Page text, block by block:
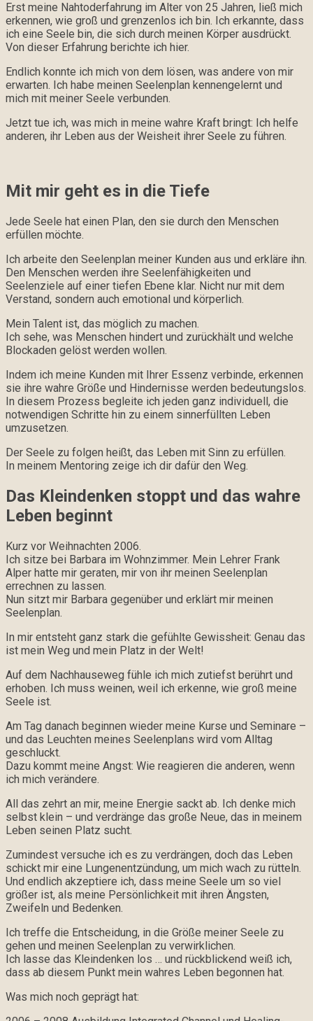
Erst meine Nahtoderfahrung im Alter von 25 Jahren, ließ mich
erkennen, wie groß und grenzenlos ich bin. Ich erkannte, dass
ich eine Seele bin, die sich durch meinen Körper ausdrückt.
Von dieser Erfahrung berichte ich hier.
Endlich konnte ich mich von dem lösen, was andere von mir
erwarten. Ich habe meinen Seelenplan kennengelernt und
mich mit meiner Seele verbunden.
Jetzt tue ich, was mich in meine wahre Kraft bringt: Ich helfe
anderen, ihr Leben aus der Weisheit ihrer Seele zu führen.
Mit mir geht es in die Tiefe
Jede Seele hat einen Plan, den sie durch den Menschen
erfüllen möchte.
Ich arbeite den Seelenplan meiner Kunden aus und erkläre ihn.
Den Menschen werden ihre Seelenfähigkeiten und
Seelenziele auf einer tiefen Ebene klar. Nicht nur mit dem
Verstand, sondern auch emotional und körperlich.
Mein Talent ist, das möglich zu machen.
Ich sehe, was Menschen hindert und zurückhält und welche
Blockaden gelöst werden wollen.
Indem ich meine Kunden mit Ihrer Essenz verbinde, erkennen
sie ihre wahre Größe und Hindernisse werden bedeutungslos.
In diesem Prozess begleite ich jeden ganz individuell, die
notwendigen Schritte hin zu einem sinnerfüllten Leben
umzusetzen.
Der Seele zu folgen heißt, das Leben mit Sinn zu erfüllen.
In meinem Mentoring zeige ich dir dafür den Weg.
Das Kleindenken stoppt und das wahre
Leben beginnt
Kurz vor Weihnachten 2006.
Ich sitze bei Barbara im Wohnzimmer. Mein Lehrer Frank
Alper hatte mir geraten, mir von ihr meinen Seelenplan
errechnen zu lassen.
Nun sitzt mir Barbara gegenüber und erklärt mir meinen
Seelenplan.
In mir entsteht ganz stark die gefühlte Gewissheit: Genau das
ist mein Weg und mein Platz in der Welt!
Auf dem Nachhauseweg fühle ich mich zutiefst berührt und
erhoben. Ich muss weinen, weil ich erkenne, wie groß meine
Seele ist.
Am Tag danach beginnen wieder meine Kurse und Seminare –
und das Leuchten meines Seelenplans wird vom Alltag
geschluckt.
Dazu kommt meine Angst: Wie reagieren die anderen, wenn
ich mich verändere.
All das zehrt an mir, meine Energie sackt ab. Ich denke mich
selbst klein – und verdränge das große Neue, das in meinem
Leben seinen Platz sucht.
Zumindest versuche ich es zu verdrängen, doch das Leben
schickt mir eine Lungenentzündung, um mich wach zu rütteln.
Und endlich akzeptiere ich, dass meine Seele um so viel
größer ist, als meine Persönlichkeit mit ihren Ängsten,
Zweifeln und Bedenken.
Ich treffe die Entscheidung, in die Größe meiner Seele zu
gehen und meinen Seelenplan zu verwirklichen.
Ich lasse das Kleindenken los … und rückblickend weiß ich,
dass ab diesem Punkt mein wahres Leben begonnen hat.
Was mich noch geprägt hat: